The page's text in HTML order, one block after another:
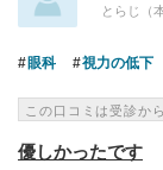
とらじ（
眼科 視力の低下
この口コミは受診か
優しかったです